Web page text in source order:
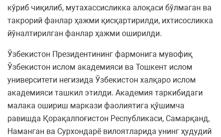
кўриб чиқилиб, мутахассисликка алоқаси бўлмаган ва
такрорий фанлар ҳажми қисқартирилди, ихтисосликка
йўналтирилган фанлар ҳажми оширилди.
Ўзбекистон Президентининг фармонига мувофиқ
Ўзбекистон ислом академияси ва Тошкент ислом
университети негизида Ўзбекистон халқаро ислом
академияси ташкил этилди. Академия таркибидаги
малака ошириш маркази фаолиятига қўшимча
равишда Қорақалпоғистон Республикаси, Самарқанд,
Наманган ва Сурхондарё вилоятларида унинг ҳудудий